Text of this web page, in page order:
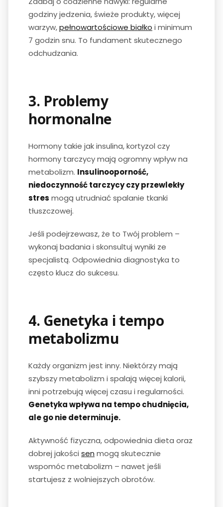
godziny jedzenia, świeże produkty, więcej
warzyw,pełnowartościowe białko i minimum
7 godzin snu. To fundament skutecznego
odchudzania.
3. Problemy
hormonalne
Hormony takie jak insulina, kortyzol czy
hormony tarczycy mają ogromny wpływ na
metabolizm. Insulinooporność,
niedoczynność tarczycy czy przewlekły
stres mogą utrudniać spalanie tkanki
tłuszczowej.
Jeśli podejrzewasz, że to Twój problem –
wykonaj badania i skonsultuj wyniki ze
specjalistą. Odpowiednia diagnostyka to
często klucz do sukcesu.
4. Genetyka i tempo
metabolizmu
Każdy organizm jest inny. Niektórzy mają
szybszy metabolizm i spalają więcej kalorii,
inni potrzebują więcej czasu i regularności.
Genetyka wpływa na tempo chudnięcia,
ale go nie determinuje.
Aktywność fizyczna, odpowiednia dieta oraz
dobrej jakości sen mogą skutecznie
wspomóc metabolizm – nawet jeśli
startujesz z wolniejszych obrotów.